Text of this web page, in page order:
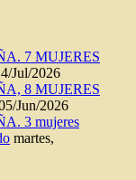
7 MUJERES
Jul/2026
8 MUJERES
Jun/2026
3 mujeres
martes,